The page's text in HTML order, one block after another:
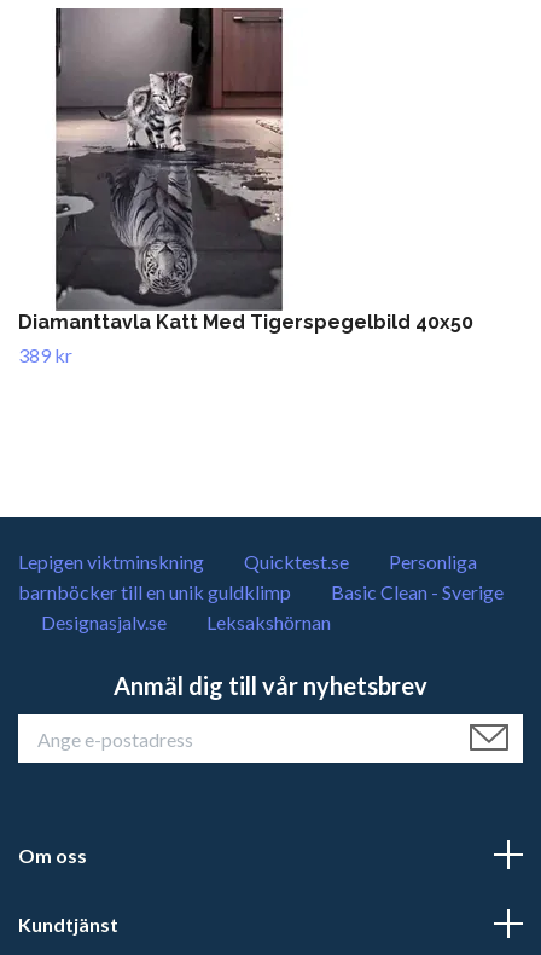
Diamanttavla Katt Med Tigerspegelbild 40x50
389 kr
Lepigen viktminskning Quicktest.se
Personliga
barnböcker till en unik guldklimp
Basic Clean - Sverige
Designasjalv.se
Leksakshörnan
Anmäl dig till vår nyhetsbrev
Om oss
Kundtjänst